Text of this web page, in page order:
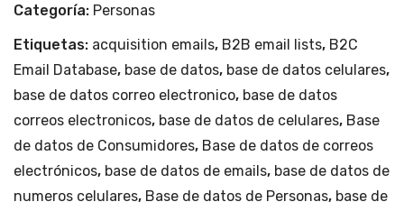
nda
s a
Coli
ma.
de
$10,000
pesos
en
la
Ciudad
de
Categoría: Personas
Etiquetas: acquisition emails, B2B email lists, B2C
Email Database, base de datos, base de datos celulares,
base de datos correo electronico, base de datos
correos electronicos, base de datos de celulares, Base
de datos de Consumidores, Base de datos de correos
electrónicos, base de datos de emails, base de datos de
numeros celulares, Base de datos de Personas, base de